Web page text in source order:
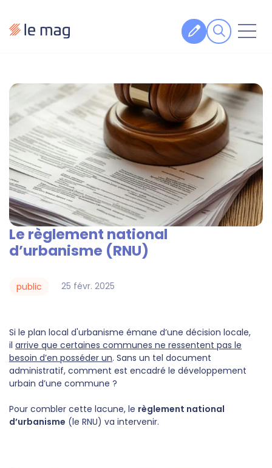
Fiches pratiques
Veille
Podcasts
Legal design
À propos
Suivez-nous
Le règlement national
d’urbanisme (RNU)
25 févr. 2025
public
Si le plan local d'urbanisme émane d’une décision locale,
il arrive que certaines communes ne ressentent pas le
besoin d’en posséder un. Sans un tel document
administratif, comment est encadré le développement
urbain d’une commune ?
Pour combler cette lacune, le règlement national
d’urbanisme (le RNU) va intervenir.